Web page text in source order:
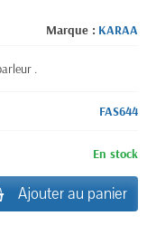
Marque : KARAA
.
FAS644
En stock
Ajouter au panier